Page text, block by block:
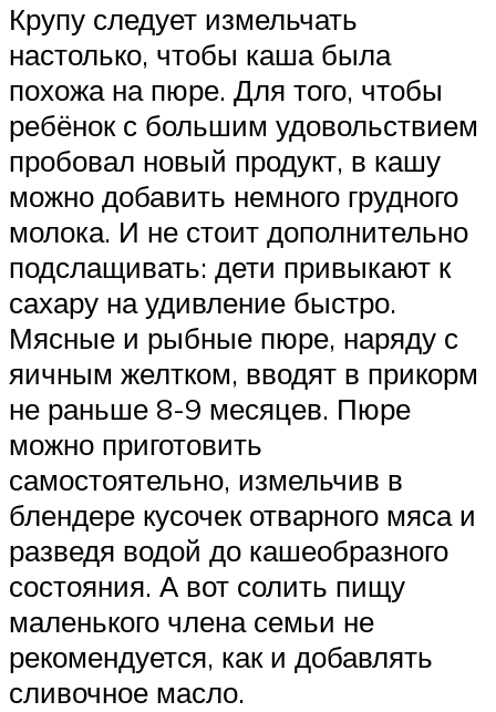
Крупу следует измельчать
настолько, чтобы каша была
похожа на пюре. Для того, чтобы
ребёнок с большим удовольствием
пробовал новый продукт, в кашу
можно добавить немного грудного
молока. И не стоит дополнительно
подслащивать: дети привыкают к
сахару на удивление быстро.
Мясные и рыбные пюре, наряду с
яичным желтком, вводят в прикорм
не раньше 8-9 месяцев. Пюре
можно приготовить
самостоятельно, измельчив в
блендере кусочек отварного мяса и
разведя водой до кашеобразного
состояния. А вот солить пищу
маленького члена семьи не
рекомендуется, как и добавлять
сливочное масло.